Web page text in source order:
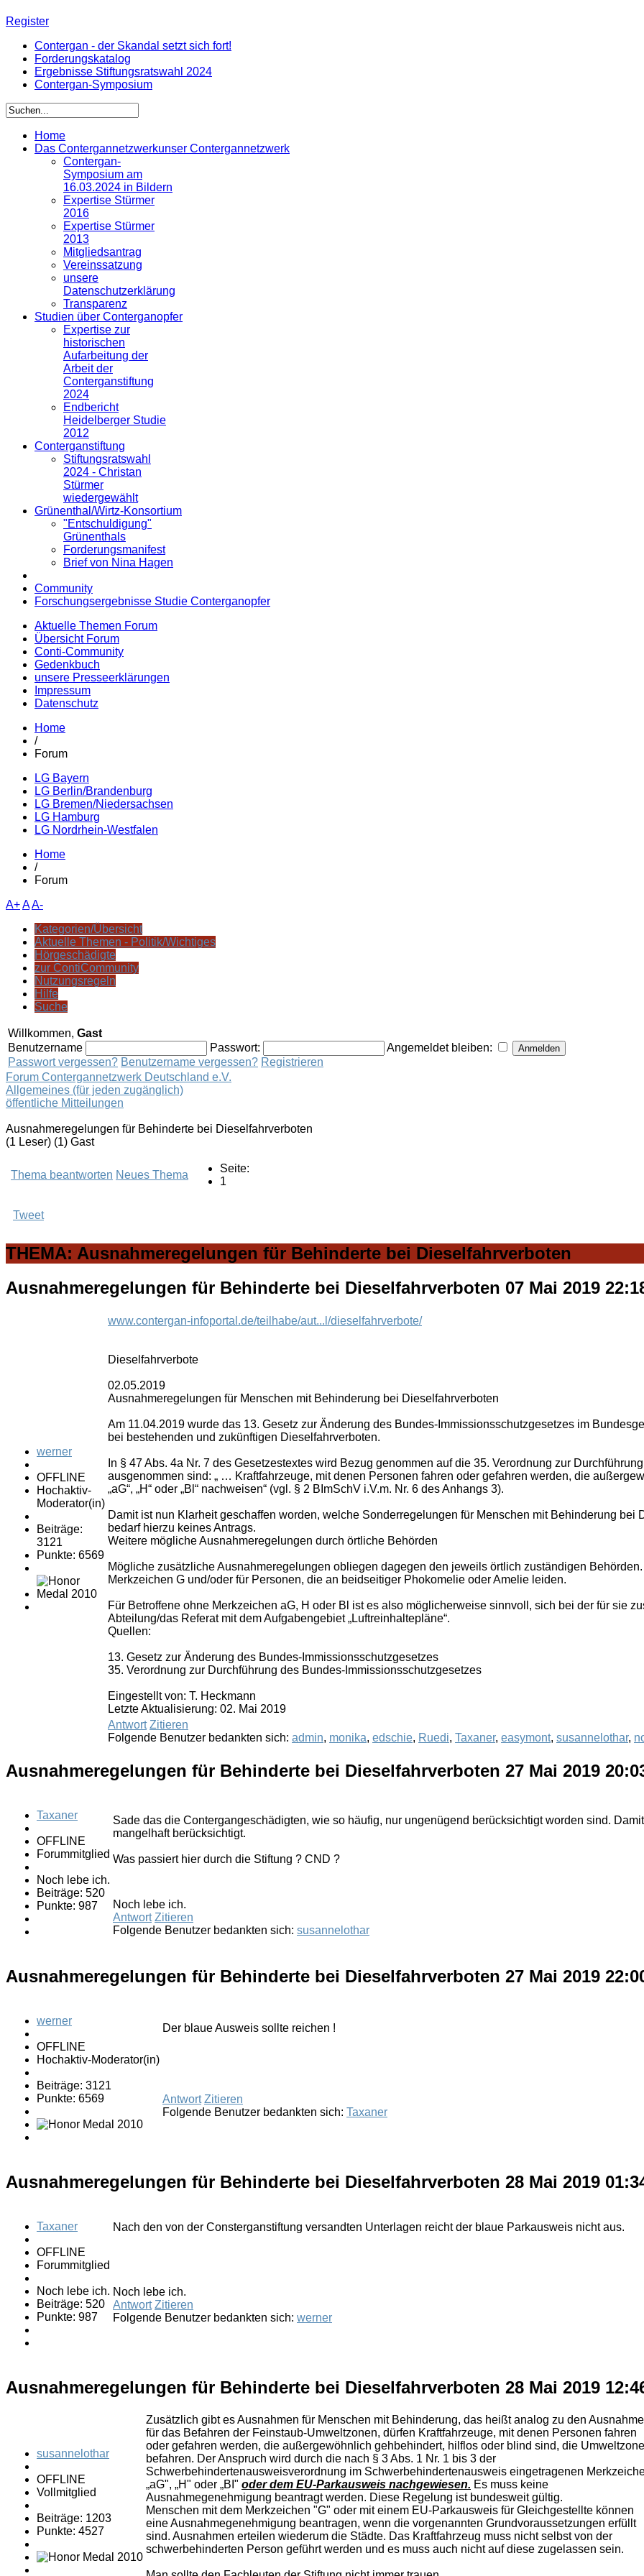
Register
Contergan - der Skandal setzt sich fort!
Forderungskatalog
Ergebnisse Stiftungsratswahl 2024
Contergan-Symposium
Home
Das Contergannetzwerkunser Contergannetzwerk
Contergan-
Symposium am
16.03.2024 in Bildern
Expertise Stürmer
2016
Expertise Stürmer
2013
Mitgliedsantrag
Vereinssatzung
unsere
Datenschutzerklärung
Transparenz
Studien über Conterganopfer
Expertise zur
historischen
Aufarbeitung der
Arbeit der
Conterganstiftung
2024
Endbericht
Heidelberger Studie
2012
Conterganstiftung
Stiftungsratswahl
2024 - Christan
Stürmer
wiedergewählt
Grünenthal/Wirtz-Konsortium
"Entschuldigung"
Grünenthals
Forderungsmanifest
Brief von Nina Hagen
Community
Forschungsergebnisse Studie Conterganopfer
Aktuelle Themen Forum
Übersicht Forum
Conti-Community
Gedenkbuch
unsere Presseerklärungen
Impressum
Datenschutz
Home
/
Forum
LG Bayern
LG Berlin/Brandenburg
LG Bremen/Niedersachsen
LG Hamburg
LG Nordrhein-Westfalen
Home
/
Forum
A+AA-
Kategorien/Übersicht
Aktuelle Themen - Politik/Wichtiges
Hörgeschädigte
zur ContiCommunity
Nutzungsregeln
Hilfe
Suche
Willkommen, Gast
Benutzername
Passwort:
Angemeldet bleiben:
Passwort vergessen? Benutzername vergessen? Registrieren
Forum Contergannetzwerk Deutschland e.V.
Allgemeines (für jeden zugänglich)
öffentliche Mitteilungen
Ausnahmeregelungen für Behinderte bei Dieselfahrverboten
(1 Leser) (1) Gast
Thema beantworten Neues Thema
Seite:
1
Tweet
THEMA: Ausnahmeregelungen für Behinderte bei Dieselfahrverboten
Ausnahmeregelungen für Behinderte bei Dieselfahrverboten 07 Mai 2019
werner
OFFLINE
Hochaktiv-
Moderator(in)
Beiträge:
3121
Punkte: 6569
www.contergan-infoportal.de/teilhabe/aut...l/dieselfahrverbote/
Dieselfahrverbote
02.05.2019
Ausnahmeregelungen für Menschen mit Behinderung bei Dieselfahrverboten
Am 11.04.2019 wurde das 13. Gesetz zur Änderung des Bundes-Immissionsschutzgesetzes im
bei bestehenden und zukünftigen Dieselfahrverboten.
In § 47 Abs. 4a Nr. 7 des Gesetzestextes wird Bezug genommen auf die 35. Verordnung zur
ausgenommen sind: „ … Kraftfahrzeuge, mit denen Personen fahren oder gefahren werden, die
„aG“, „H“ oder „Bl“ nachweisen“ (vgl. § 2 BImSchV i.V.m. Nr. 6 des Anhangs 3).
Damit ist nun Klarheit geschaffen worden, welche Sonderregelungen für Menschen mit Behinderung
bedarf hierzu keines Antrags.
Weitere mögliche Ausnahmeregelungen durch örtliche Behörden
Mögliche zusätzliche Ausnahmeregelungen obliegen dagegen den jeweils örtlich zuständigen
Merkzeichen G und/oder für Personen, die an beidseitiger Phokomelie oder Amelie leiden.
Für Betroffene ohne Merkzeichen aG, H oder Bl ist es also möglicherweise sinnvoll, sich bei der für sie
Abteilung/das Referat mit dem Aufgabengebiet „Luftreinhaltepläne“.
Quellen:
13. Gesetz zur Änderung des Bundes-Immissionsschutzgesetzes
35. Verordnung zur Durchführung des Bundes-Immissionsschutzgesetzes
Eingestellt von: T. Heckmann
Letzte Aktualisierung: 02. Mai 2019
Antwort Zitieren
Folgende Benutzer bedankten sich: admin, monika, edschie, Ruedi, Taxaner, easymont, susannelothar,
Ausnahmeregelungen für Behinderte bei Dieselfahrverboten 27 Mai 2019
Taxaner
OFFLINE
Forummitglied
Noch lebe ich.
Beiträge: 520
Punkte: 987
Sade das die Contergangeschädigten, wie so häufig, nur ungenügend berücksichtigt worden sind.
mangelhaft berücksichtigt.
Was passiert hier durch die Stiftung ? CND ?
Noch lebe ich.
Antwort Zitieren
Folgende Benutzer bedankten sich: susannelothar
Ausnahmeregelungen für Behinderte bei Dieselfahrverboten 27 Mai 2019
werner
OFFLINE
Hochaktiv-Moderator(in)
Beiträge: 3121
Punkte: 6569
Der blaue Ausweis sollte reichen !
Antwort Zitieren
Folgende Benutzer bedankten sich: Taxaner
Ausnahmeregelungen für Behinderte bei Dieselfahrverboten 28 Mai 2019
Taxaner
OFFLINE
Forummitglied
Noch lebe ich.
Beiträge: 520
Punkte: 987
Nach den von der Consterganstiftung versandten Unterlagen reicht der blaue Parkausweis nicht aus.
Noch lebe ich.
Antwort Zitieren
Folgende Benutzer bedankten sich: werner
Ausnahmeregelungen für Behinderte bei Dieselfahrverboten 28 Mai 2019
susannelothar
OFFLINE
Vollmitglied
Beiträge: 1203
Punkte: 4527
Zusätzlich gibt es Ausnahmen für Menschen mit Behinderung, das heißt analog zu den
für das Befahren der Feinstaub-Umweltzonen, dürfen Kraftfahrzeuge, mit denen Personen fahren
oder gefahren werden, die außergewöhnlich gehbehindert, hilflos oder blind sind, die
befahren. Der Anspruch wird durch die nach § 3 Abs. 1 Nr. 1 bis 3 der
Schwerbehindertenausweisverordnung im Schwerbehindertenausweis eingetragenen
„aG", „H" oder „BI" oder dem EU-Parkausweis nachgewiesen. Es muss keine
Ausnahmegenehmigung beantragt werden. Diese Regelung ist bundesweit gültig.
Menschen mit dem Merkzeichen "G" oder mit einem EU-Parkausweis für Gleichgestellte können
eine Ausnahmegenehmigung beantragen, wenn die vorgenannten Grundvoraussetzungen erfüllt
sind. Ausnahmen erteilen wiederum die Städte. Das Kraftfahrzeug muss nicht selbst von der
schwerbehinderten Person geführt werden und es muss auch nicht auf diese zugelassen sein.